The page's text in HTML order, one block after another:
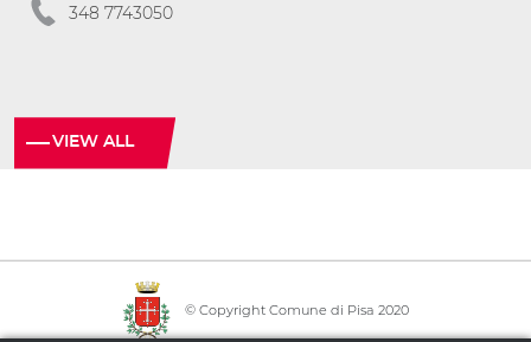
348 7743050
VIEW ALL
© Copyright Comune di Pisa 2020